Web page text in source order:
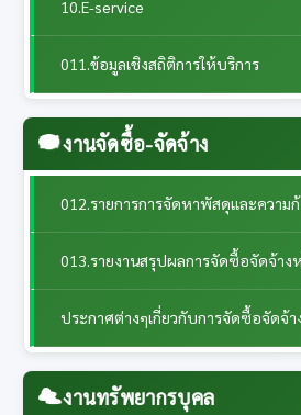
10.E-service
011.ข้อมูลเชิงสถิติการให้บริการ
งานจัดซื้อ-จัดจ้าง
012.รายการการจัดหาพัสดุและควา
013.รายงานสรุปผลการจัดซื้อจัดจ้า
ประกาศต่างๆเกี่ยวกับการจัดซื้อจัดจ้
งานทรัพยากรบุคล